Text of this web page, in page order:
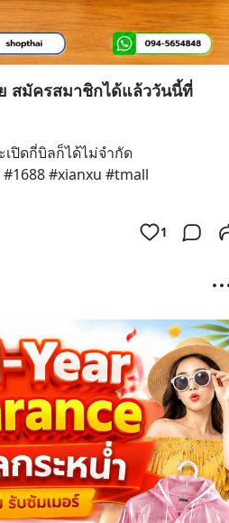
สมัครสมาชิกได้แล้ววันนี้ที่
ปิดกี่บิลก็ได้ไม่จำกัด
#xianxu #tmall
1